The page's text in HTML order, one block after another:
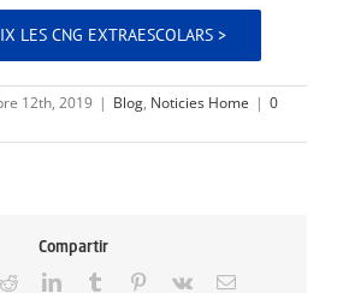
LES CNG EXTRAESCOLARS >
12th, 2019 | Blog, Noticies Home | 0
Compartir
RedditLinkedInTumblr Pinterest
Vk Email: